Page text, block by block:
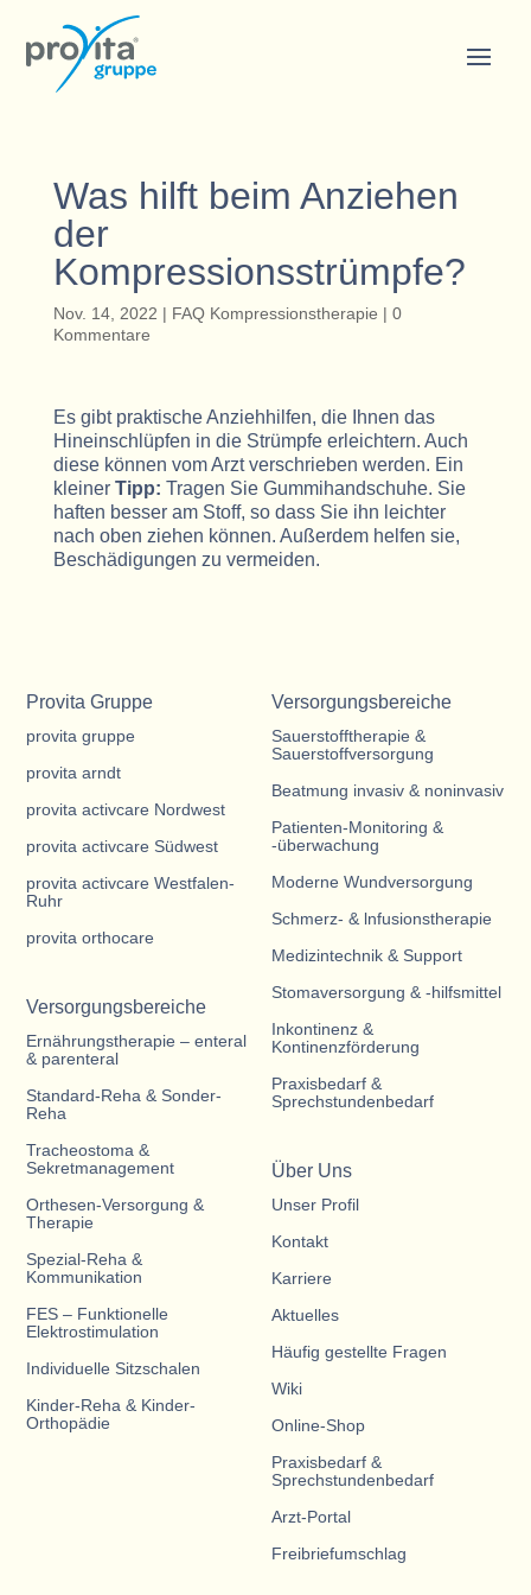
Was hilft beim Anziehen
der
Kompressionsstrümpfe?
Nov. 14, 2022 | FAQ Kompressionstherapie | 0
Kommentare
Es gibt praktische Anziehhilfen, die Ihnen das
Hineinschlüpfen in die Strümpfe erleichtern. Auch
diese können vom Arzt verschrieben werden. Ein
kleiner Tipp: Tragen Sie Gummihandschuhe. Sie
haften besser am Stoff, so dass Sie ihn leichter
nach oben ziehen können. Außerdem helfen sie,
Beschädigungen zu vermeiden.
Provita Gruppe
provita gruppe
provita arndt
provita activcare Nordwest
provita activcare Südwest
provita activcare Westfalen-
Ruhr
provita orthocare
Versorgungsbereiche
Ernährungstherapie – enteral
& parenteral
Standard-Reha & Sonder-
Reha
Tracheostoma &
Sekretmanagement
Orthesen-Versorgung &
Therapie
Spezial-Reha &
Kommunikation
FES – Funktionelle
Elektrostimulation
Individuelle Sitzschalen
Kinder-Reha & Kinder-
Orthopädie
Versorgungsbereiche
Sauerstofftherapie &
Sauerstoffversorgung
Beatmung invasiv & noninvasiv
Patienten-Monitoring &
-überwachung
Moderne Wundversorgung
Schmerz- & lnfusionstherapie
Medizintechnik & Support
Stomaversorgung & -hilfsmittel
Inkontinenz &
Kontinenzförderung
Praxisbedarf &
Sprechstundenbedarf
Über Uns
Unser Profil
Kontakt
Karriere
Aktuelles
Häufig gestellte Fragen
Wiki
Online-Shop
Praxisbedarf &
Sprechstundenbedarf
Arzt-Portal
Freibriefumschlag